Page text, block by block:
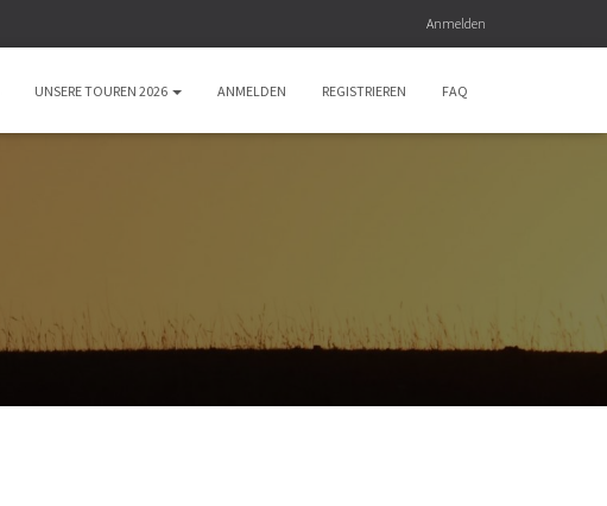
Anmelden
UNSERE TOUREN 2026 ANMELDEN REGISTRIEREN FAQ